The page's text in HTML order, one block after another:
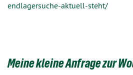
endlagersuche-aktuell-steht/
Meine kleine Anfrage zur